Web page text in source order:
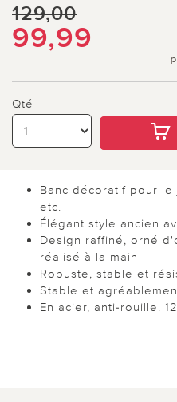
129,00
99,99
Qté
Banc décoratif pour
etc.
Élégant style ancien
Design raffiné, orné
réalisé à la main
Robuste, stable et
Stable et
En acier, anti-rouille.